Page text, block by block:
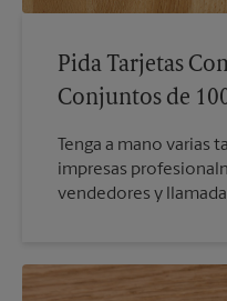
Pida Tarjetas
Conjuntos de
Tenga a mano varias
impresas
vendedores y